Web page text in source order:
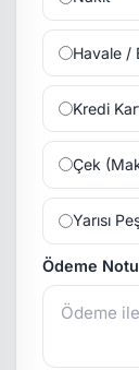
Havale /
Kredi
Çek
Yarısı
Ödeme Notu